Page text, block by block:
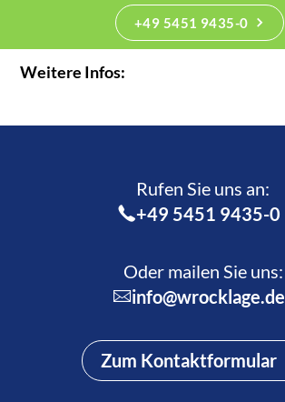
+49 5451 9435-0
Weitere Infos:
Rufen Sie uns an:­
+49 5451 9435-0
Oder mailen Sie uns:
info@wrocklage.de
Zum Kontaktformular